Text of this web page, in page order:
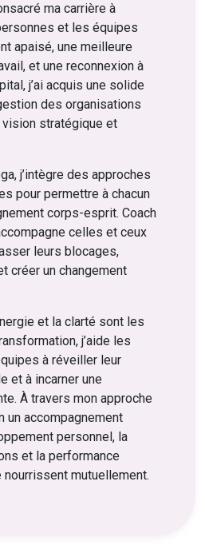
ma carrière à
et les équipes
apaisé, une meilleure
et une reconnexion à
j’ai acquis une solide
des organisations
vision stratégique et
j’intègre des approches
pour permettre à chacun
corps-esprit. Coach
celles et ceux
leurs blocages,
créer un changement
et la clarté sont les
j’aide les
à réveiller leur
et à incarner une
À travers mon approche
un accompagnement
personnel, la
et la performance
mutuellement.